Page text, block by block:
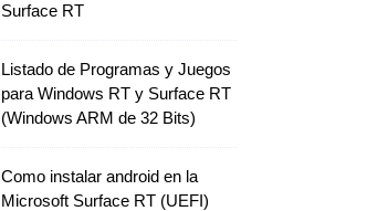
Surface RT
Listado de Programas y Juegos
para Windows RT y Surface RT
(Windows ARM de 32 Bits)
Como instalar android en la
Microsoft Surface RT (UEFI)